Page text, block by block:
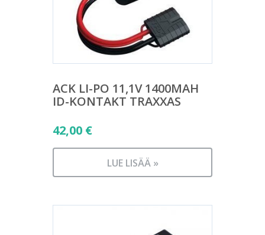
ACK LI-PO 11,1V 1400MAH
ID-KONTAKT TRAXXAS
42,00 €
LUE LISÄÄ »